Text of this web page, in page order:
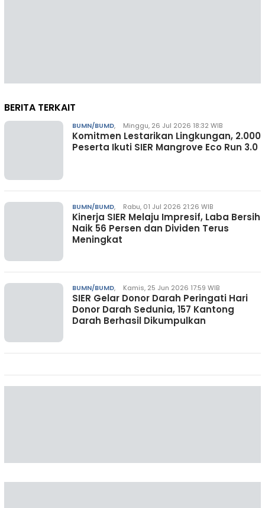
BERITA TERKAIT
BUMN/BUMD, Minggu, 26 Jul 2026 18:32 WIB
Komitmen Lestarikan Lingkungan, 2.000
Peserta Ikuti SIER Mangrove Eco Run 3.0
BUMN/BUMD, Rabu, 01 Jul 2026 21:26 WIB
Kinerja SIER Melaju Impresif, Laba Bersih
Naik 56 Persen dan Dividen Terus
Meningkat
BUMN/BUMD, Kamis, 25 Jun 2026 17:59 WIB
SIER Gelar Donor Darah Peringati Hari
Donor Darah Sedunia, 157 Kantong
Darah Berhasil Dikumpulkan